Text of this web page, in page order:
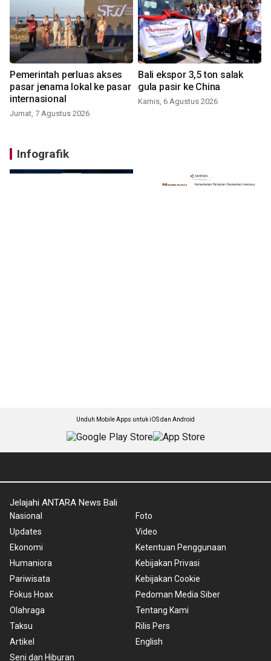
Pemerintah perluas akses
pasar jenama lokal ke pasar
internasional
Jumat, 7 Agustus 2026
Bali ekspor 3,5 ton salak
gula pasir ke China
Kamis, 6 Agustus 2026
Infografik
Unduh Mobile Apps untuk iOS dan Android
Jelajahi ANTARA News Bali
Nasional
Updates
Ekonomi
Humaniora
Pariwisata
Fokus Hoax
Olahraga
Taksu
Artikel
Seni dan Hiburan
Foto
Video
Ketentuan Penggunaan
Kebijakan Privasi
Kebijakan Cookie
Pedoman Media Siber
Tentang Kami
Rilis Pers
English